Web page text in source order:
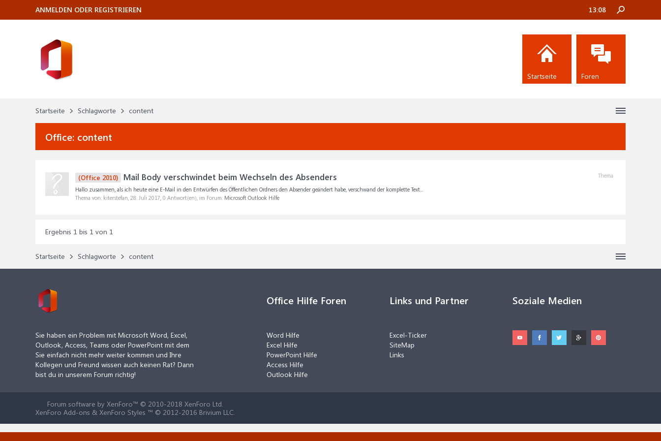
Startseite Schlagworte content
Office: content
Thema
(Office 2010) Mail Body verschwindet beim Wechseln des Absenders
Hallo zusammen, als ich heute eine E-Mail in den Entwürfen des Öffentlichen Ordners den Absender geändert habe, verschwand der komplette Text...
Thema von: kiterstefan, 28. Juli 2017, 0 Antwort(en), im Forum: Microsoft Outlook Hilfe
Ergebnis 1 bis 1 von 1
Startseite Schlagworte content
ANMELDEN ODER REGISTRIEREN 13:08
Startseite Foren
Sie haben ein Problem mit Microsoft Word, Excel,
Outlook, Access, Teams oder PowerPoint mit dem
Sie einfach nicht mehr weiter kommen und Ihre
Kollegen und Freund wissen auch keinen Rat? Dann
bist du in unserem Forum richtig!
Office Hilfe Foren
Word Hilfe
Excel Hilfe
PowerPoint Hilfe
Access Hilfe
Outlook Hilfe
Links und Partner
Excel-Ticker
SiteMap
Links
Soziale Medien
Forum software by XenForo™ © 2010-2018 XenForo Ltd.
XenForo Add-ons & XenForo Styles ™ © 2012-2016 Brivium LLC.